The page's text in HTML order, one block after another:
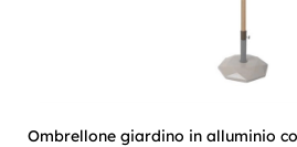
Ombrellone giardino in alluminio